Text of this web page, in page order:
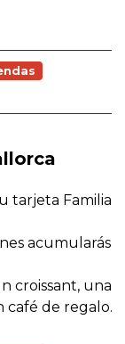
tarjeta Familia
acumularás
croissant, una
café de regalo.